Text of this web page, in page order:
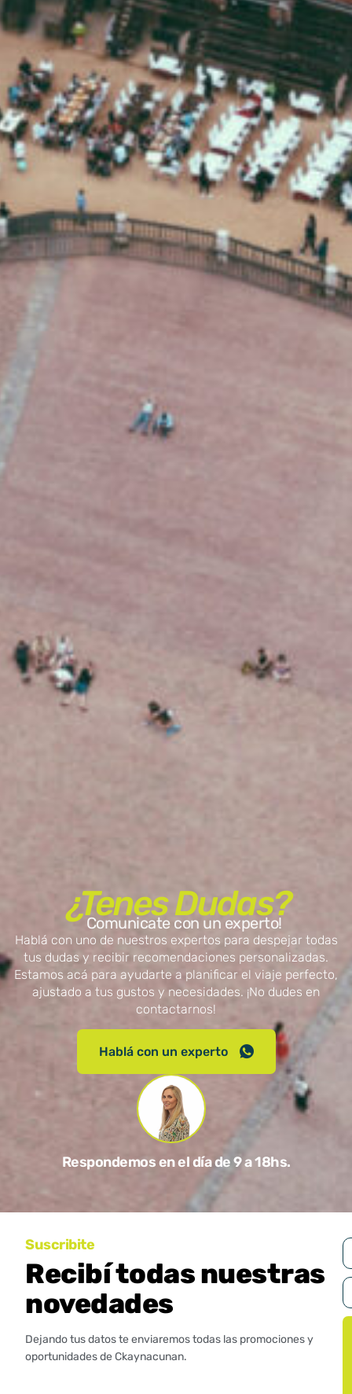
¿Tenes Dudas?
Comunicate con un experto!
Hablá con uno de nuestros expertos para despejar todas
tus dudas y recibir recomendaciones personalizadas.
Estamos acá para ayudarte a planificar el viaje perfecto,
ajustado a tus gustos y necesidades. ¡No dudes en
contactarnos!
Hablá con un experto
Respondemos en el día de 9 a 18hs.
Suscribite
Recibí todas nuestras
novedades
Dejando tus datos te enviaremos todas las promociones y
oportunidades de Ckaynacunan.